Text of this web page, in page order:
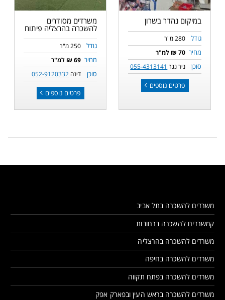
במיקום נהדר בשרון
גודל 280 מ"ר
מחיר 70 ₪ למ"ר
סוכן ניר נגר 055-4313141
פרטים נוספים
משרדים מסודרים
להשכרה בהרצליה פיתוח
גודל 250 מ"ר
מחיר 69 ₪ למ"ר
סוכן דינה 052-9120332
פרטים נוספים
משרדים להשכרה בתל אביב
קמשרדים להשכרה ברחובות
משרדים להשכרה בהרצליה
משרדים להשכרה בחיפה
משרדים להשכרה בפתח תקווה
משרדים להשכרה בראש העין ובפארק אפק